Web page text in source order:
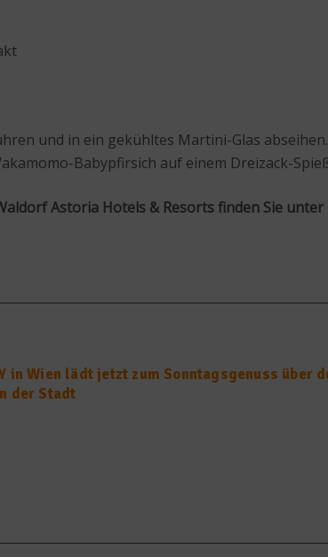
und in ein gekühltes Martini-Glas abseihen.
Babypfirsich auf einem Dreizack-
Astoria Hotels & Resorts finden Sie unter
in Wien lädt jetzt zum Sonntagsgenuss über
der Stadt